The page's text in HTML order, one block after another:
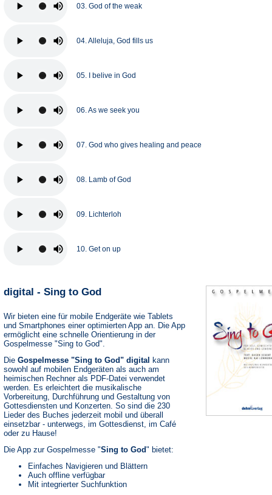
03. God of the weak
04. Alleluja, God fills us
05. I belive in God
06. As we seek you
07. God who gives healing and peace
08. Lamb of God
09. Lichterloh
10. Get on up
digital - Sing to God
Wir bieten eine für mobile Endgeräte wie Tablets
und Smartphones einer optimierten App an. Die App
ermöglicht eine schnelle Orientierung in der
Gospelmesse "Sing to God".
Die Gospelmesse "Sing to God" digital kann
sowohl auf mobilen Endgeräten als auch am
heimischen Rechner als PDF-Datei verwendet
werden. Es erleichtert die musikalische
Vorbereitung, Durchführung und Gestaltung von
Gottesdiensten und Konzerten. So sind die 230
Lieder des Buches jederzeit mobil und überall
einsetzbar - unterwegs, im Gottesdienst, im Café
oder zu Hause!
Die App zur Gospelmesse "Sing to God" bietet:
Einfaches Navigieren und Blättern
Auch offline verfügbar
Mit integrierter Suchfunktion